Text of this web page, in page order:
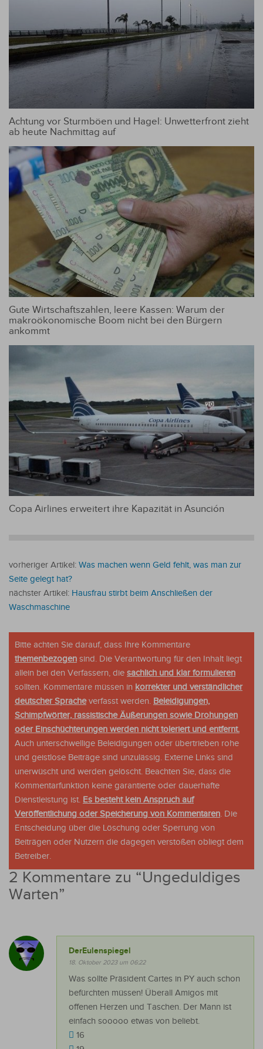
Achtung vor Sturmböen und Hagel: Unwetterfront zieht
ab heute Nachmittag auf
Gute Wirtschaftszahlen, leere Kassen: Warum der
makroökonomische Boom nicht bei den Bürgern
ankommt
Copa Airlines erweitert ihre Kapazität in Asunción
vorheriger Artikel: Was machen wenn Geld fehlt, was man zur
Seite gelegt hat?
nächster Artikel: Hausfrau stirbt beim Anschließen der
Waschmaschine
Bitte achten Sie darauf, dass Ihre Kommentare
themenbezogen sind. Die Verantwortung für den Inhalt liegt
allein bei den Verfassern, die sachlich und klar formulieren
sollten. Kommentare müssen in korrekter und verständlicher
deutscher Spracheverfasst werden. Beleidigungen,
Schimpfwörter, rassistische Äußerungen sowie Drohungen
oder Einschüchterungen werden nicht toleriert und entfernt.
Auch unterschwellige Beleidigungen oder übertrieben rohe
und geistlose Beiträge sind unzulässig. Externe Links sind
unerwüscht und werden gelöscht. Beachten Sie, dass die
Kommentarfunktion keine garantierte oder dauerhafte
Dienstleistung ist. Es besteht kein Anspruch auf
Veröffentlichung oder Speicherung von Kommentaren. Die
Entscheidung über die Löschung oder Sperrung von
Beiträgen oder Nutzern die dagegen verstoßen obliegt dem
Betreiber.
2 Kommentare zu “Ungeduldiges
Warten”
DerEulenspiegel
18. Oktober 2023 um 06:22
Was sollte Präsident Cartes in PY auch schon
befürchten müssen! Überall Amigos mit
offenen Herzen und Taschen. Der Mann ist
einfach sooooo etwas von beliebt.
16